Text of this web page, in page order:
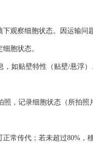
观察细胞状态。因运输
胞状态。
如贴壁特性（贴壁/悬浮
，记录细胞状态（所拍
常传代；若未超过80%